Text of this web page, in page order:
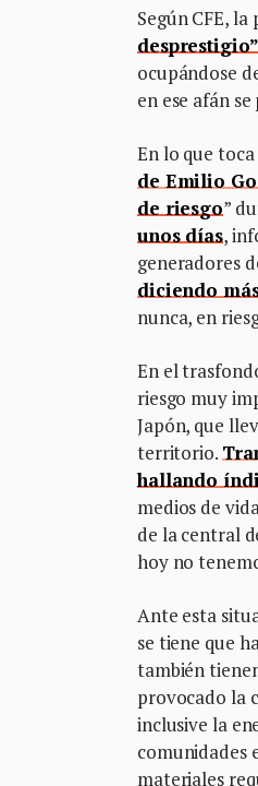
Según CFE,
desprestigio”
ocupándose
en ese afán
En lo que
de Emilio
de riesgo”
unos días,
generadores
diciendo
nunca, en
En el
riesgo muy
Japón, que
territorio.
hallando
medios de
de la central
hoy no
Ante esta
se tiene que
también
provocado la
inclusive la
comunidades
materiales